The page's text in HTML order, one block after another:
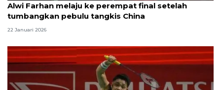
Alwi Farhan melaju ke perempat final setelah
tumbangkan pebulu tangkis China
22 Januari 2026